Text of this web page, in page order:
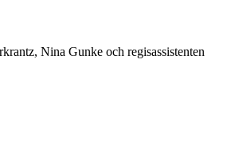
Nina Gunke och regisassistenten